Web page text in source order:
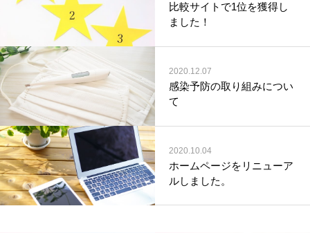
比較サイトで1位を獲得し
ました！
2020.12.07
感染予防の取り組みについ
て
2020.10.04
ホームページをリニューア
ルしました。